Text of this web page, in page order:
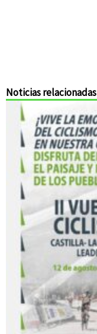
Noticias relacionadas